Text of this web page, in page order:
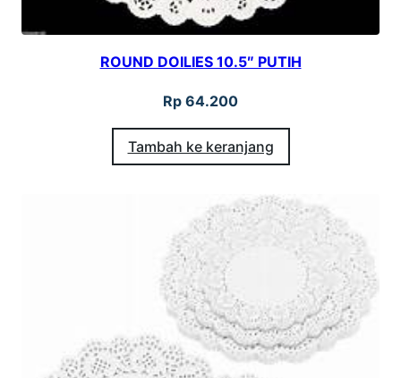
ROUND DOILIES 10.5″ PUTIH
Rp 64.200
Tambah ke keranjang